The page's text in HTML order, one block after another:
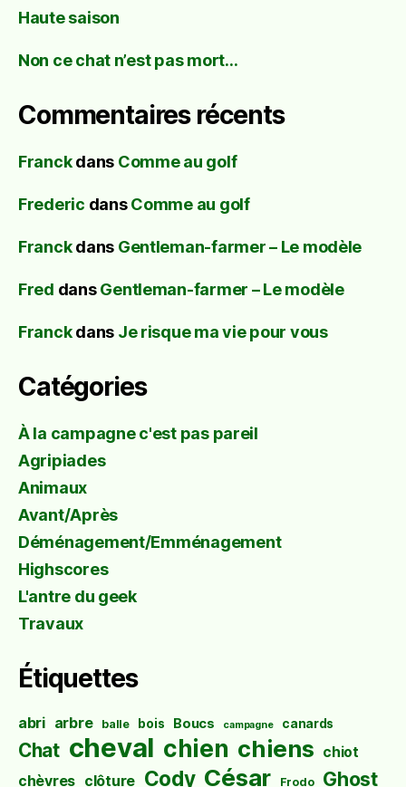
Haute saison
Non ce chat n’est pas mort…
Commentaires récents
Franckdans Comme au golf
Frederic dansComme au golf
Franckdans Gentleman-farmer – Le modèle
Fred dansGentleman-farmer – Le modèle
Franckdans Je risque ma vie pour vous
Catégories
À la campagne c'est pas pareil
Agripiades
Animaux
Avant/Après
Déménagement/Emménagement
Highscores
L'antre du geek
Travaux
Étiquettes
abri arbre balle bois Boucs campagne canards
Chat cheval chien chiens chiot
chèvres clôture Cody César Frodo Ghost